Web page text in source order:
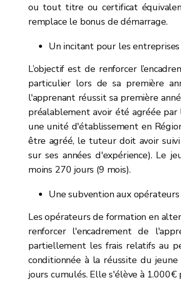
ou tout titre ou certificat
remplace le bonus de démarrage.
Un incitant pour les
L’objectif est de renforcer
particulier lors de sa première
l'apprenant réussit sa première
préalablement avoir été agréée
une unité d'établissement en
être agréé, le tuteur doit avoir
sur ses années d'expérience). Le
moins 270 jours (9 mois).
Une subvention aux
Les opérateurs de formation en
renforcer l'encadrement de
partiellement les frais relatifs au
conditionnée à la réussite du
jours cumulés. Elle s'élève à 1.000€